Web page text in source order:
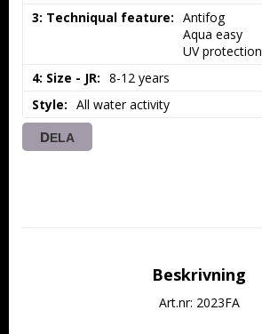
3: Techniqual feature
Antifog
Aqua easy
UV protection
4: Size - JR
8-12 years
Style
All water activity
DELA
Beskrivning
Art.nr: 2023FA